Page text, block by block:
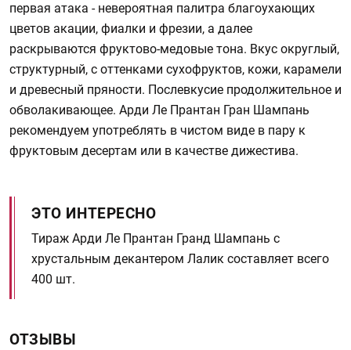
первая атака - невероятная палитра благоухающих
цветов акации, фиалки и фрезии, а далее
раскрываются фруктово-медовые тона. Вкус округлый,
структурный, с оттенками сухофруктов, кожи, карамели
и древесный пряности. Послевкусие продолжительное и
обволакивающее. Арди Лe Прантан Гран Шампань
рекомендуем употреблять в чистом виде в пару к
фруктовым десертам или в качестве дижестива.
ЭТО ИНТЕРЕСНО
Тираж Арди Лe Прантан Гранд Шампань с
хрустальным декантером Лалик составляет всего
400 шт.
ОТЗЫВЫ